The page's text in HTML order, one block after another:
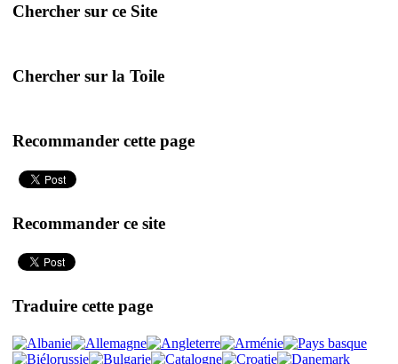
Chercher sur ce Site
Chercher sur la Toile
Recommander cette page
Recommander ce site
Traduire cette page